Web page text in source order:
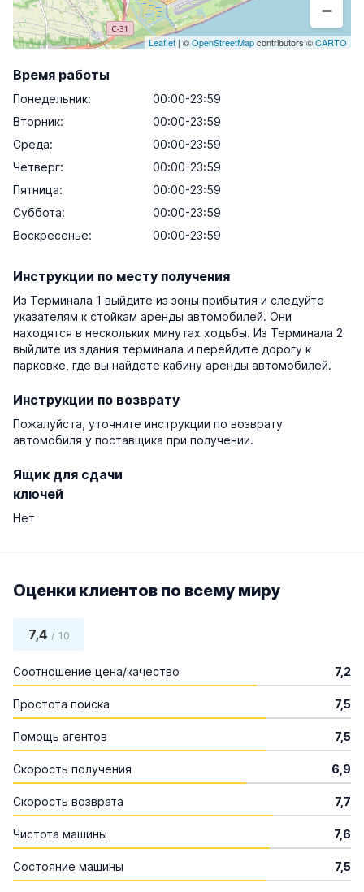
−
Leaflet | ©OpenStreetMapcontributors ©CARTO
Время работы
Понедельник:
00:00-23:59
Вторник:
00:00-23:59
Среда:
00:00-23:59
Четверг:
00:00-23:59
Пятница:
00:00-23:59
Суббота:
00:00-23:59
Воскресенье: 00:00-23:59
Инструкции по месту получения
Из Терминала 1 выйдите из зоны прибытия и следуйте
указателям к стойкам аренды автомобилей. Они
находятся в нескольких минутах ходьбы. Из Терминала 2
выйдите из здания терминала и перейдите дорогу к
парковке, где вы найдете кабину аренды автомобилей.
Инструкции по возврату
Пожалуйста, уточните инструкции по возврату
автомобиля у поставщика при получении.
Ящик для сдачи
ключей
Нет
Оценки клиентов по всему миру
7,4 / 10
Соотношение цена/качество 7,2
Простота поиска 7,5
Помощь агентов 7,5
Скорость получения 6,9
Скорость возврата 7,7
Чистота машины 7,6
Состояние машины 7,5